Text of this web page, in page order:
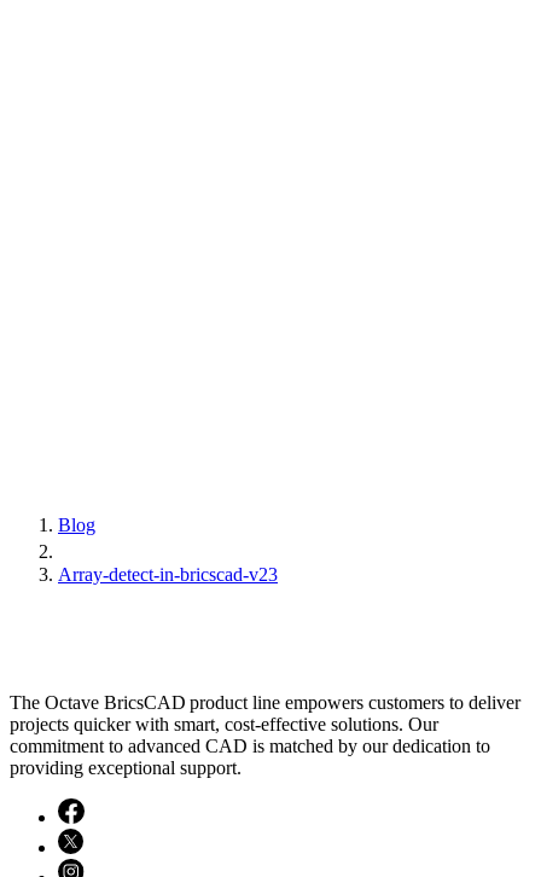
Blog
Array-detect-in-bricscad-v23
The Octave BricsCAD product line empowers customers to deliver
projects quicker with smart, cost-effective solutions. Our
commitment to advanced CAD is matched by our dedication to
providing exceptional support.